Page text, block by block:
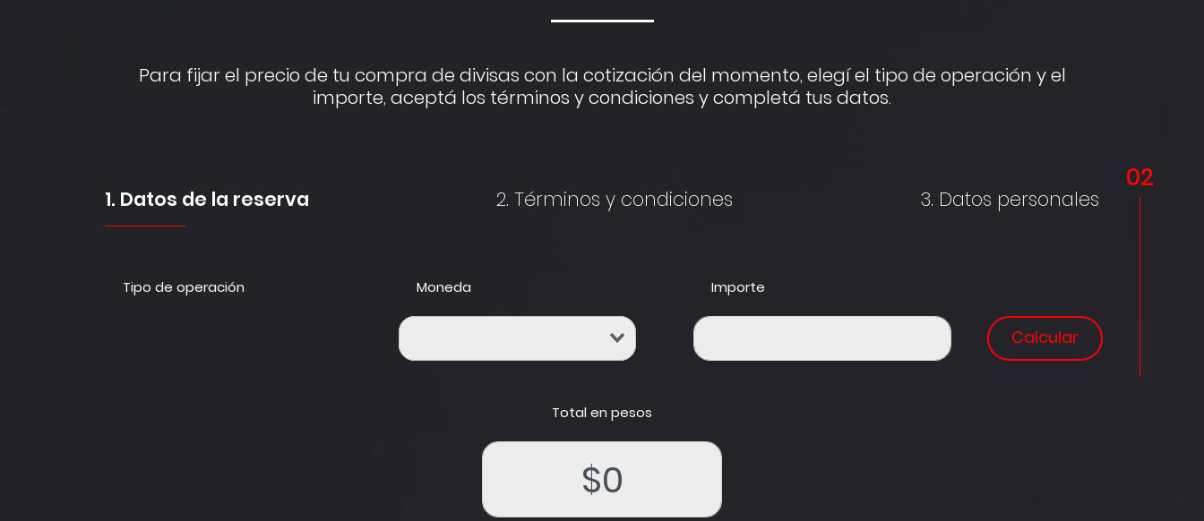
02
Para fijar el precio de tu compra de divisas con la cotización del momento, elegí el tipo de operación y el
importe, aceptá los términos y condiciones y completá tus datos.
1. Datos de la reserva 2. Términos y condiciones 3. Datos personales
Tipo de operación Moneda Importe
Calcular
Total en pesos